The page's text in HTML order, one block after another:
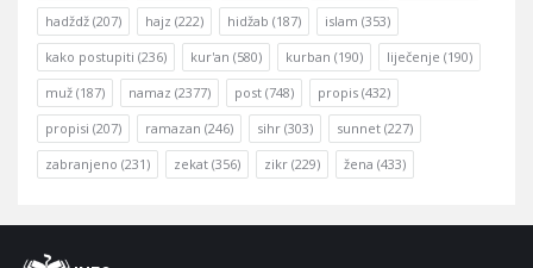
hadždž (207) hajz (222) hidžab (187) islam (353)
kako postupiti (236) kur'an (580) kurban (190) liječenje (190)
muž (187) namaz (2377) post (748) propis (432)
propisi (207) ramazan (246) sihr (303) sunnet (227)
zabranjeno (231) zekat (356) zikr (229) žena (433)